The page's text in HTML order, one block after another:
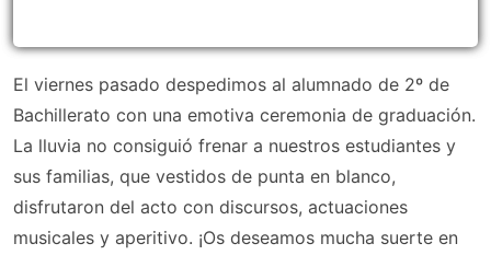
El viernes pasado despedimos al alumnado de 2º de
Bachillerato con una emotiva ceremonia de graduación.
La lluvia no consiguió frenar a nuestros estudiantes y
sus familias, que vestidos de punta en blanco,
disfrutaron del acto con discursos, actuaciones
musicales y aperitivo. ¡Os deseamos mucha suerte en